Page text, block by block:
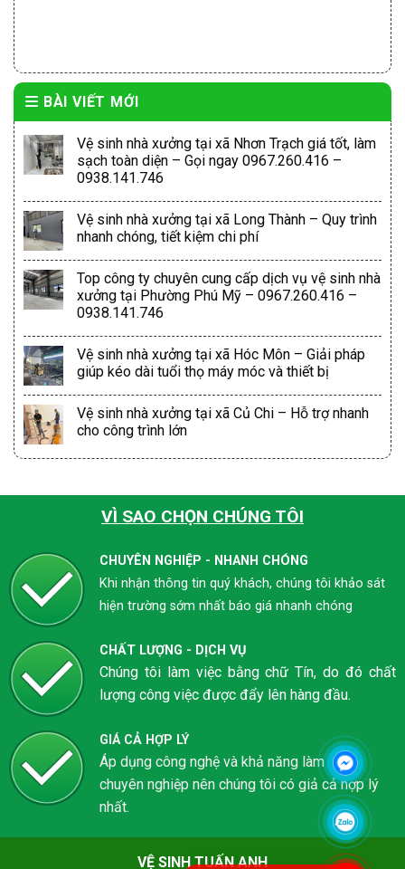
BÀI VIẾT MỚI
Vệ sinh nhà xưởng tại xã Nhơn Trạch giá tốt, làm
sạch toàn diện – Gọi ngay 0967.260.416 –
0938.141.746
Vệ sinh nhà xưởng tại xã Long Thành – Quy trình
nhanh chóng, tiết kiệm chi phí
Top công ty chuyên cung cấp dịch vụ vệ sinh nhà
xưởng tại Phường Phú Mỹ – 0967.260.416 –
0938.141.746
Vệ sinh nhà xưởng tại xã Hóc Môn – Giải pháp
giúp kéo dài tuổi thọ máy móc và thiết bị
Vệ sinh nhà xưởng tại xã Củ Chi – Hỗ trợ nhanh
cho công trình lớn
VÌ SAO CHỌN CHÚNG TÔI
CHUYÊN NGHIỆP - NHANH CHÓNG
Khi nhận thông tin quý khách, chúng tôi khảo sát
hiện trường sớm nhất báo giá nhanh chóng
CHẤT LƯỢNG - DỊCH VỤ
Chúng tôi làm việc bằng chữ Tín, do đó chất
lượng công việc được đẩy lên hàng đầu.
GIÁ CẢ HỢP LÝ
Áp dụng công nghệ và khả năng làm việc
chuyên nghiệp nên chúng tôi có giả cả hợp lý
nhất.
VỆ SINH TUẤN ANH